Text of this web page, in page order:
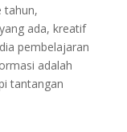
tahun,
ada, kreatif
pembelajaran
adalah
tantangan